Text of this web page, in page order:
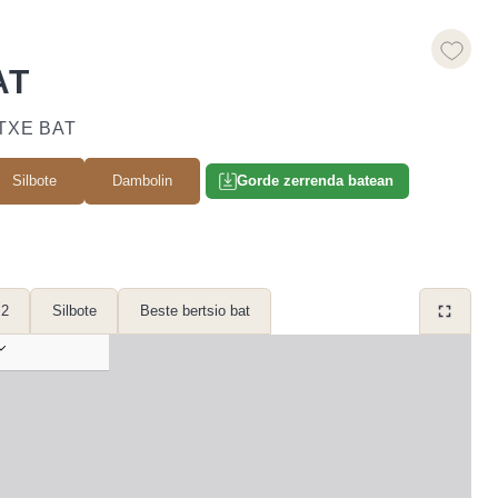
BAT
Silbote Dambolin Gorde zerrenda batean
Silbote Beste bertsio bat